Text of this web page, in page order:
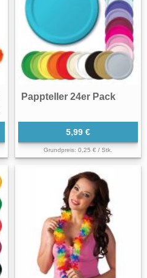
Pappteller 24er Pack
5,99 €
Grundpreis: 0,25 € / Stk.